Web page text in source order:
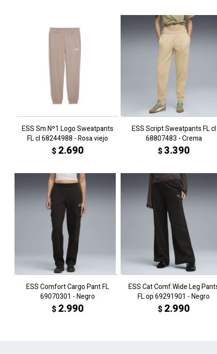
ESS Sm.Nº1 Logo Sweatpants
FL cl 68244988 - Rosa viejo
$ 2.690
ESS Script Sweatpants FL cl
68807483 - Crema
$3.390
ESS Comfort Cargo Pant FL
69070301 - Negro
$ 2.990
ESS Cat Comf.Wide Leg
FL op 69291901 - Negro
$ 2.990